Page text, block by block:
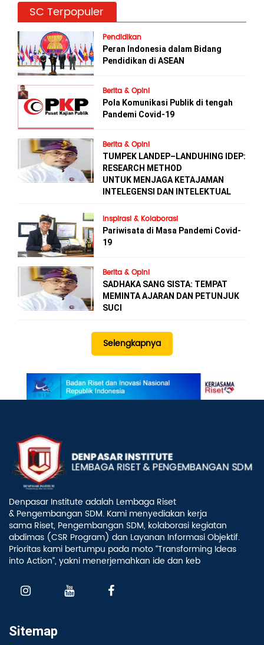
SC Terpopuler
Pendidikan
Peran Indonesia dalam Bidang
Pendidikan di ASEAN
Berita & Opini
Pola Komunikasi Publik di tengah
Pandemi Covid-19
Berita & Opini
TUMPEK LANDEP–LANDUHING IDEP:
RESEARCH METHOD
UNTUK MENJAGA KETAJAMAN
INTELEGENSI DAN INTELEKTUAL
Inspirasi & Kolaborasi
Pariwisata di Masa Pandemi Covid-
19
Berita & Opini
SADHAKA SANG SISTA: TEMPAT
MEMINTA AJARAN DAN PETUNJUK
SUCI
Selengkapnya
Denpasar Institute adalah Lembaga Riset
& Pengembangan SDM. Kami menyediakan kerja
sama Riset, Pengembangan SDM, kolaborasi kegiatan
abdimas (CSR Program) dan Layanan Informasi Objektif.
Prioritas kami bertumpu pada moto “Transforming Ideas
into Action”, yakni menerjemahkan ide dan keb
Sitemap